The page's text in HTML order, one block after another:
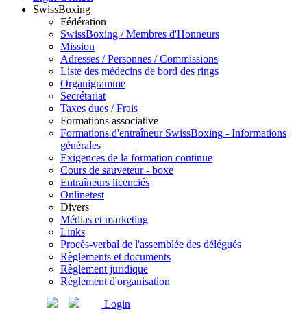
SwissBoxing
Fédération
SwissBoxing / Membres d'Honneurs
Mission
Adresses / Personnes / Commissions
Liste des médecins de bord des rings
Organigramme
Secrétariat
Taxes dues / Frais
Formations associative
Formations d'entraîneur SwissBoxing - Informations
générales
Exigences de la formation continue
Cours de sauveteur - boxe
Entraîneurs licenciés
Onlinetest
Divers
Médias et marketing
Links
Procès-verbal de l'assemblée des délégués
Règlements et documents
Règlement juridique
Règlement d'organisation
Login